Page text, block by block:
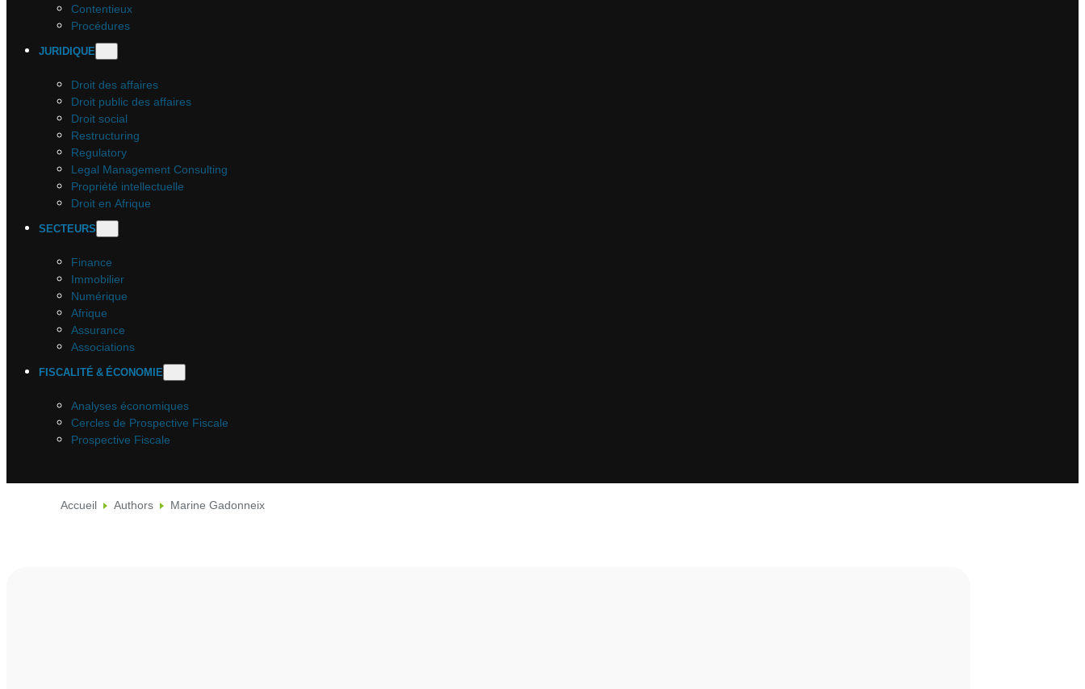
Contentieux
Procédures
JURIDIQUE
Droit des affaires
Droit public des affaires
Droit social
Restructuring
Regulatory
Legal Management Consulting
Propriété intellectuelle
Droit en Afrique
SECTEURS
Finance
Immobilier
Numérique
Afrique
Assurance
Associations
FISCALITÉ & ÉCONOMIE
Analyses économiques
Cercles de Prospective Fiscale
Prospective Fiscale
Accueil Authors Marine Gadonneix